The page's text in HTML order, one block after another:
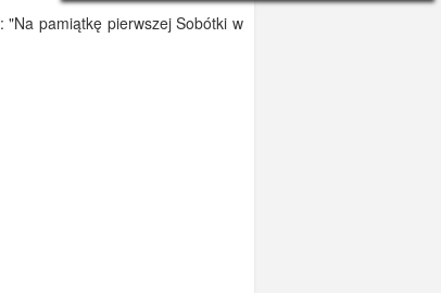
"Na pamiątkę pierwszej Sobótki w